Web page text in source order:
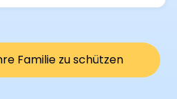
Familie zu schützen